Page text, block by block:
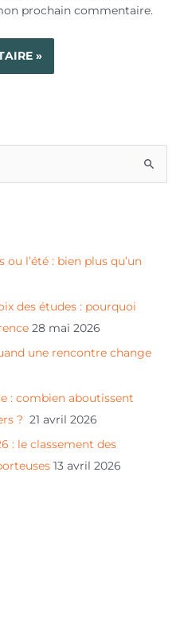
prochain commentaire.
l’été : bien plus qu’un
des études : pourquoi
28 mai 2026
une rencontre change
: combien aboutissent
? 21 avril 2026
: le classement des
13 avril 2026